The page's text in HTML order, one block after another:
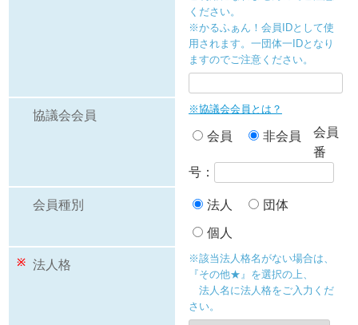
ください。
※かるふぁん！会員IDとして使
用されます。一団体一IDとなり
ますのでご注意ください。
協議会会員 ※協議会会員とは？
会員 非会員
会員
番
号：
会員種別 法人 団体
個人
法人格
※
※該当法人格名がない場合は、
『その他★』を選択の上、
法人名に法人格をご入力くだ
さい。